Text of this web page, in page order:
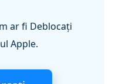
ar fi Deblocați
Apple.